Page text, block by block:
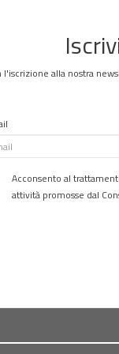
l'iscrizione alla nostra
Acconsento al
attività promosse dal